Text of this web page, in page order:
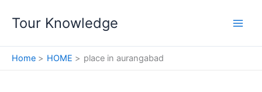
Tour Knowledge
Home HOME place in aurangabad